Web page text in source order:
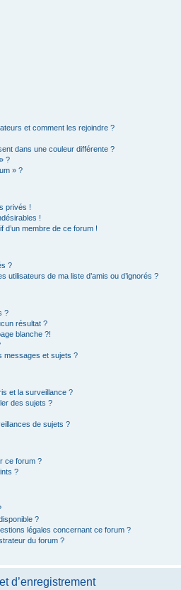
et comment les rejoindre ?
dans une couleur différente ?
?
» ?
privés !
!
d’un membre de ce forum !
?
utilisateurs de ma liste d’amis ou d’ignorés ?
?
résultat ?
blanche ?!
messages et sujets ?
et la surveillance ?
des sujets ?
de sujets ?
ce forum ?
?
?
légales concernant ce forum ?
du forum ?
d’enregistrement